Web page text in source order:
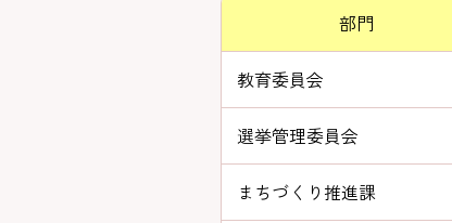
部門
教育委員会
選挙管理委員会
まちづくり推進課